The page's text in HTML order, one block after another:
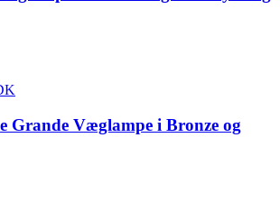
Grande Væglampe i Bronze og